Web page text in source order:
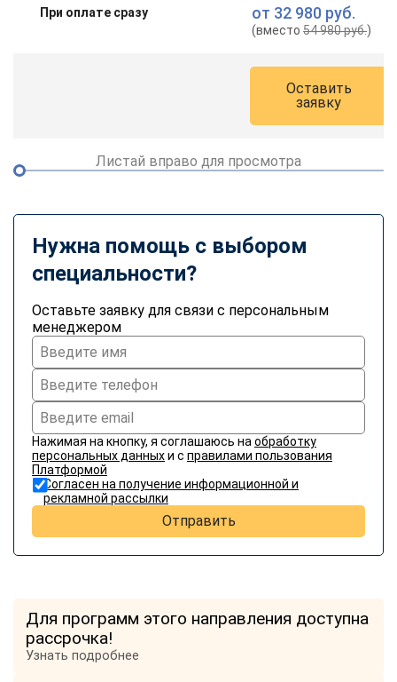
При оплате сразу от 32 980 руб.
(вместо54 980 руб.)
Оставить
заявку
Листай вправо для просмотра
Нужна помощь с выбором
специальности?
Оставьте заявку для связи с персональным
менеджером
Нажимая на кнопку, я соглашаюсь на обработку
персональных данныхи с правилами пользования
Платформой
Согласен на получение информационной и
рекламной рассылки
Отправить
Для программ этого направления доступна
рассрочка!
Узнать подробнее